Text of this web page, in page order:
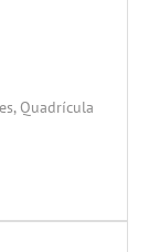
Quadrícula